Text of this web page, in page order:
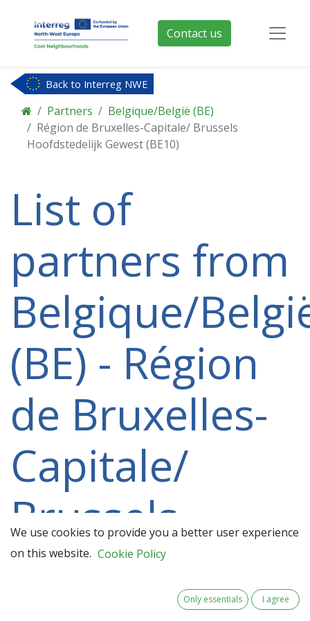
Contact us
Back to Interreg NWE
Partners
Belgique/België (BE)
Région de Bruxelles-Capitale/ Brussels
Hoofdstedelijk Gewest (BE10)
List of
partners from
Belgique/
(BE) - Région
de Bruxelles-
Capitale/
Brussels
Hoofdstedelijk
We use cookies to provide you a better user experience
on this website. Cookie Policy
Only essentials I agree